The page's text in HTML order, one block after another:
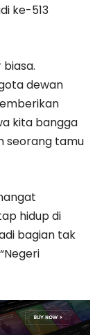
ke-513
dewan
kita bangga
seorang tamu
hidup di
bagian tak